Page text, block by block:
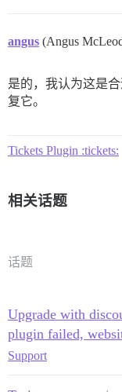
angus (Angus
是的，我认为这是
复它。
Tickets Plugin :tickets:
相关话题
话题
Upgrade with
plugin failed,
Support